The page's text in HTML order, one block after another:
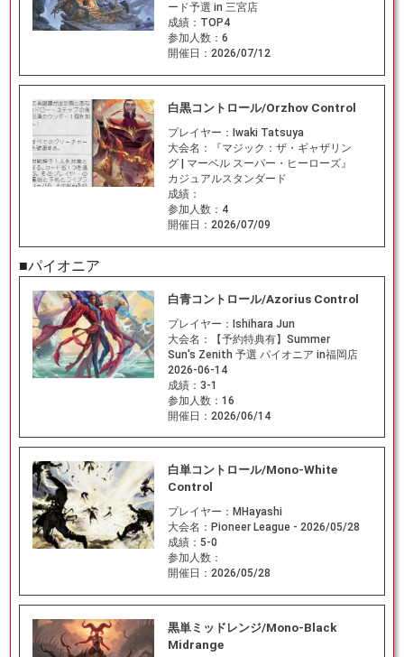
ード予選 in 三宮店
成績： TOP4
参加人数： 6
開催日： 2026/07/12
白黒コントロール/Orzhov Control
プレイヤー： Iwaki Tatsuya
大会名：
『マジック：ザ・ギャザリン
グ | マーベル スーパー・ヒーローズ』
カジュアルスタンダード
成績：
参加人数： 4
開催日： 2026/07/09
■パイオニア
白青コントロール/Azorius Control
プレイヤー： Ishihara Jun
大会名：
【予約特典有】Summer
Sun's Zenith 予選 パイオニア in福岡店
2026-06-14
成績： 3-1
参加人数： 16
開催日： 2026/06/14
白単コントロール/Mono-White
Control
プレイヤー： MHayashi
大会名： Pioneer League - 2026/05/28
成績： 5-0
参加人数：
開催日： 2026/05/28
黒単ミッドレンジ/Mono-Black
Midrange